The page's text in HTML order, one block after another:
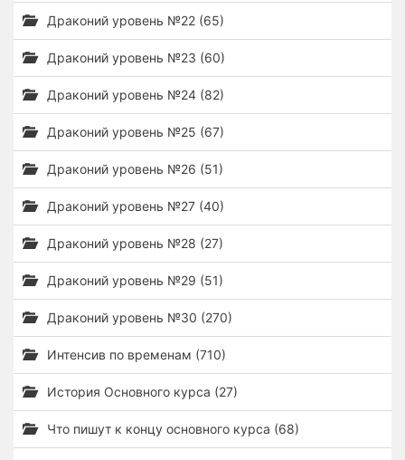
Драконий уровень №22 (65)
Драконий уровень №23 (60)
Драконий уровень №24 (82)
Драконий уровень №25 (67)
Драконий уровень №26 (51)
Драконий уровень №27 (40)
Драконий уровень №28 (27)
Драконий уровень №29 (51)
Драконий уровень №30 (270)
Интенсив по временам (710)
История Основного курса (27)
Что пишут к концу основного курса (68)